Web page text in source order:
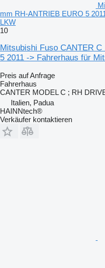
mm RH-ANTRIEB EURO 5
LKW
10
Mitsubishi Fuso CANTER
5 2011 -> Fahrerhaus für
Preis auf Anfrage
Fahrerhaus
CANTER MODEL C ; RH
Italien, Padua
HAINNtech®
Verkäufer kontaktieren